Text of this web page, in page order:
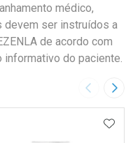
médico,
devem ser instruídos a
de acordo com
do paciente.
Imagem
AOS FAVORITOS